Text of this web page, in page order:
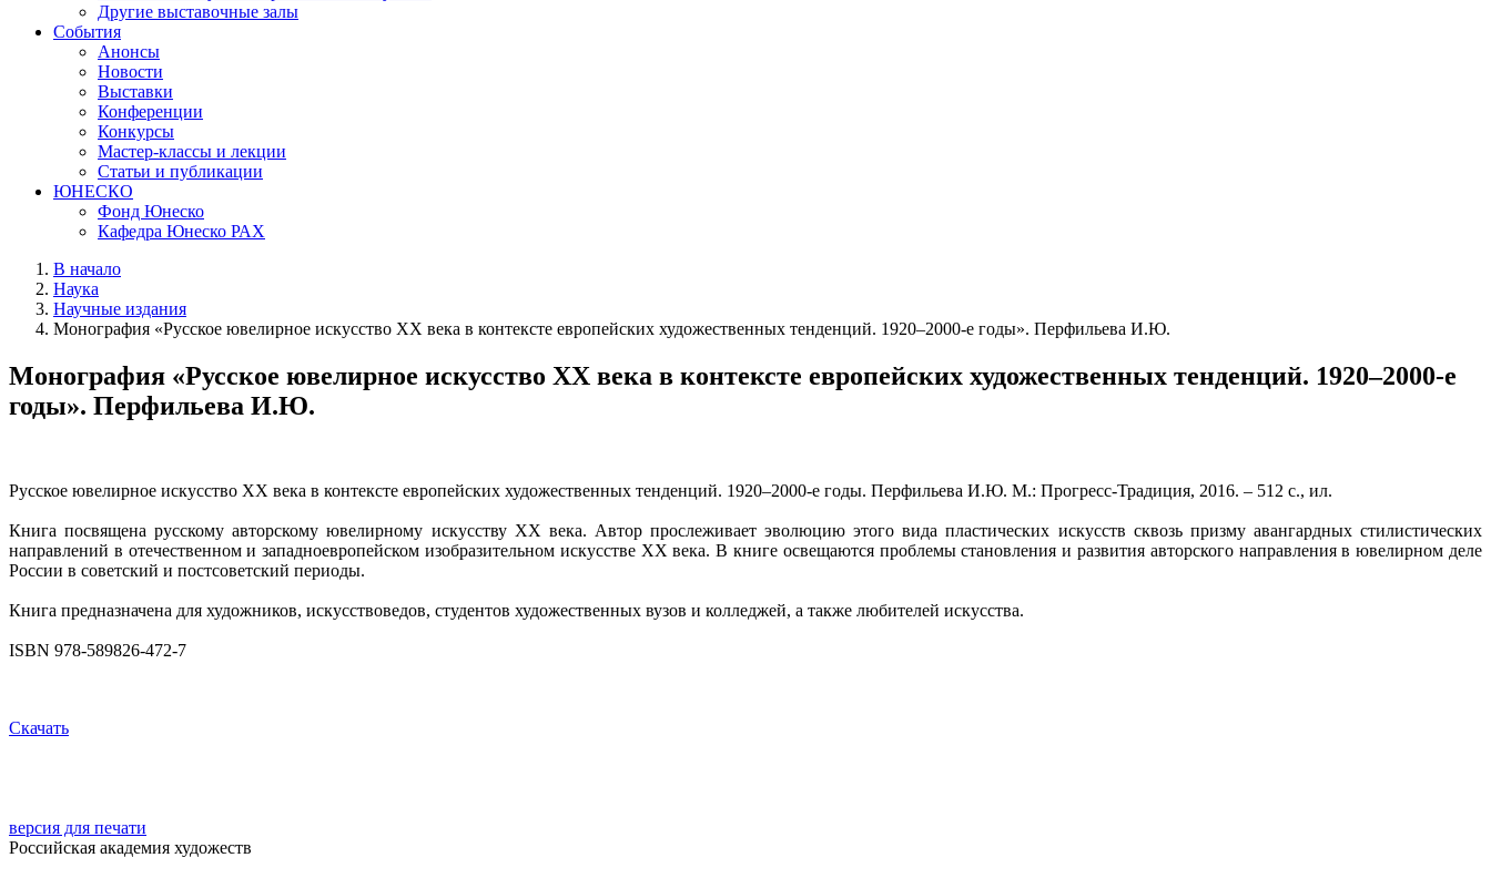
Другие выставочные залы
События
Анонсы
Новости
Выставки
Конференции
Конкурсы
Мастер-классы и лекции
Статьи и публикации
ЮНЕСКО
Фонд Юнеско
Кафедра Юнеско РАХ
В начало
Наука
Научные издания
Монография «Русское ювелирное искусство ХХ века в контексте европейских художественных тенденций. 1920–2000-е годы». Перфильева И.Ю.
Монография «Русское ювелирное искусство ХХ века в контексте европейских художественных тенденций. 1920–2000-е
годы». Перфильева И.Ю.
Русское ювелирное искусство ХХ века в контексте европейских художественных тенденций. 1920–2000-е годы. Перфильева И.Ю. М.: Прогресс-Традиция, 2016. – 512 с., ил.
Книга посвящена русскому авторскому ювелирному искусству ХХ века. Автор прослеживает эволюцию этого вида пластических искусств сквозь призму авангардных стилистических
направлений в отечественном и западноевропейском изобразительном искусстве ХХ века. В книге освещаются проблемы становления и развития авторского направления в ювелирном деле
России в советский и постсоветский периоды.
Книга предназначена для художников, искусствоведов, студентов художественных вузов и колледжей, а также любителей искусства.
ISBN 978-589826-472-7
Скачать
версия для печати
Российская академия художеств